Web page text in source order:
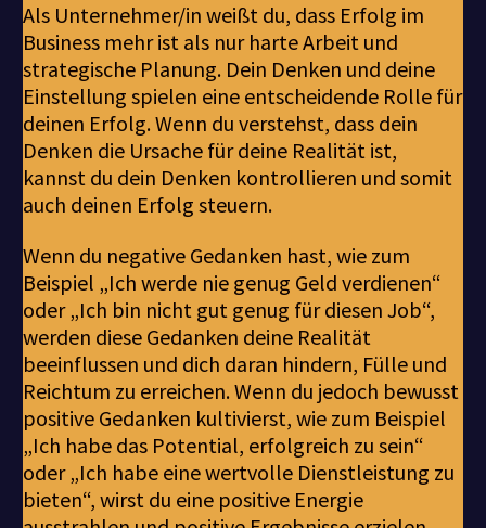
Als Unternehmer/in weißt du, dass Erfolg im
Business mehr ist als nur harte Arbeit und
strategische Planung. Dein Denken und deine
Einstellung spielen eine entscheidende Rolle für
deinen Erfolg. Wenn du verstehst, dass dein
Denken die Ursache für deine Realität ist,
kannst du dein Denken kontrollieren und somit
auch deinen Erfolg steuern.
Wenn du negative Gedanken hast, wie zum
Beispiel „Ich werde nie genug Geld verdienen“
oder „Ich bin nicht gut genug für diesen Job“,
werden diese Gedanken deine Realität
beeinflussen und dich daran hindern, Fülle und
Reichtum zu erreichen. Wenn du jedoch bewusst
positive Gedanken kultivierst, wie zum Beispiel
„Ich habe das Potential, erfolgreich zu sein“
oder „Ich habe eine wertvolle Dienstleistung zu
bieten“, wirst du eine positive Energie